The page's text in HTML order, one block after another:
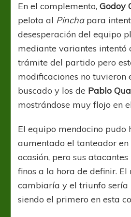
En el complemento,Godoy
pelota al Pinchapara
desesperación del equipo
mediante variantes intentó
trámite del partido pero
modificaciones no tuvieron
buscado y los de Pablo
mostrándose muy flojo en
El equipo mendocino pudo
aumentado el tanteador en
ocasión, pero sus
finos a la hora de definir.
cambiaría y el triunfo sería
siendo el primero en esta